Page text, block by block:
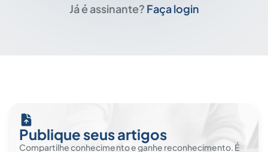
Já é assinante? Faça login
Publique seus artigos
Compartilhe conhecimento e ganhe reconhecimento. É